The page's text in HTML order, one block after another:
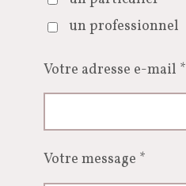
un professionnel
Votre adresse e-mail *
Votre message *